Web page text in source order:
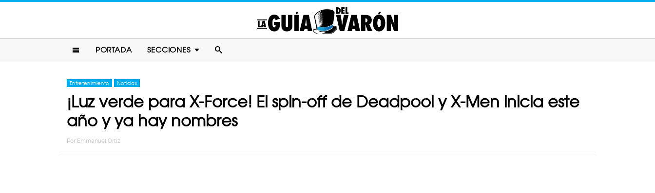
PORTADA SECCIONES
Entretenimiento Noticias
¡Luz verde para X-Force! El spin-off de Deadpool y X-Men inicia este
año y ya hay nombres
Por Emmanuel Ortiz